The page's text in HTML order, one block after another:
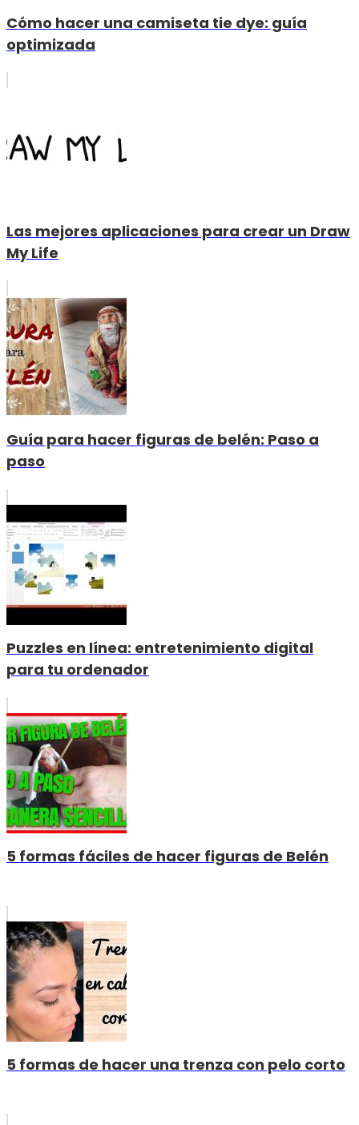
Cómo hacer una camiseta tie dye: guía
optimizada
Las mejores aplicaciones para crear un Draw
My Life
Guía para hacer figuras de belén: Paso a
paso
Puzzles en línea: entretenimiento digital
para tu ordenador
5 formas fáciles de hacer figuras de Belén
5 formas de hacer una trenza con pelo corto